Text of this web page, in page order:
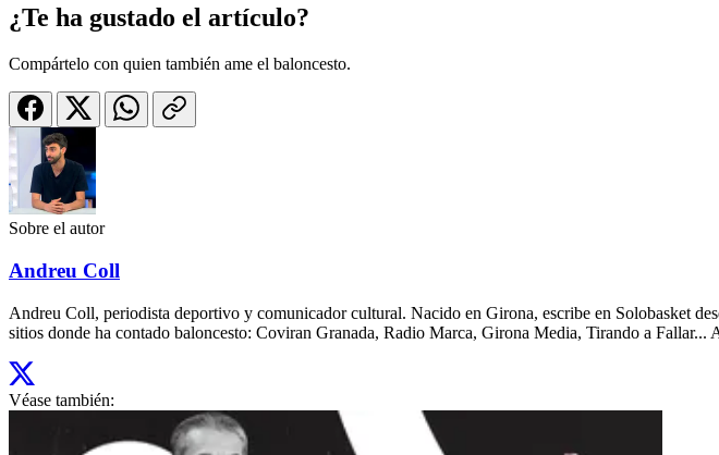
¿Te ha gustado el artículo?
Compártelo con quien también ame el baloncesto.
Sobre el autor
Andreu Coll
Andreu Coll, periodista deportivo y comunicador cultural. Nacido en Girona, escribe en Solobasket
sitios donde ha contado baloncesto: Coviran Granada, Radio Marca, Girona Media, Tirando a
Véase también: